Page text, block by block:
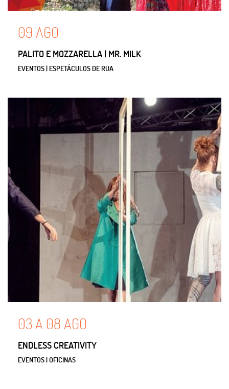
09 AGO
PALITO E MOZZARELLA | MR. MILK
EVENTOS | ESPETÁCULOS DE RUA
03A 08 AGO
ENDLESS CREATIVITY
EVENTOS | OFICINAS